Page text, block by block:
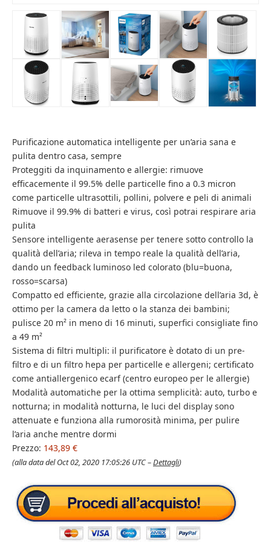
Purificazione automatica intelligente per un’aria sana e
pulita dentro casa, sempre
Proteggiti da inquinamento e allergie: rimuove
efficacemente il 99.5% delle particelle fino a 0.3 micron
come particelle ultrasottili, pollini, polvere e peli di animali
Rimuove il 99.9% di batteri e virus, così potrai respirare aria
pulita
Sensore intelligente aerasense per tenere sotto controllo la
qualità dell’aria; rileva in tempo reale la qualità dell’aria,
dando un feedback luminoso led colorato (blu=buona,
rosso=scarsa)
Compatto ed efficiente, grazie alla circolazione dell’aria 3d, è
ottimo per la camera da letto o la stanza dei bambini;
pulisce 20 m² in meno di 16 minuti, superfici consigliate fino
a 49 m²
Sistema di filtri multipli: il purificatore è dotato di un pre-
filtro e di un filtro hepa per particelle e allergeni; certificato
come antiallergenico ecarf (centro europeo per le allergie)
Modalità automatiche per la ottima semplicità: auto, turbo e
notturna; in modalità notturna, le luci del display sono
attenuate e funziona alla rumorosità minima, per pulire
l’aria anche mentre dormi
Prezzo: 143,89 €
(alla data del Oct 02, 2020 17:05:26 UTC –Dettagli)